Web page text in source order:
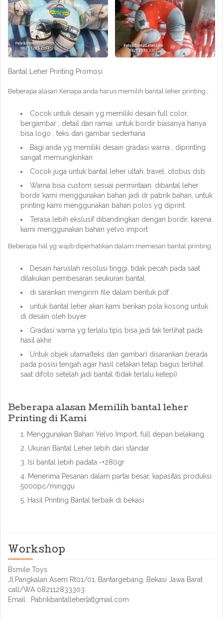
Bantal Leher Printing Promosi
Beberapa alasan Kenapa anda harus memilih bantal leher printing ;
Cocok untuk desain yg memiliki desain full color,
bergambar , detail dan ramai. untuk bordir biasanya hanya
bisa logo , teks dan gambar sederhana
Bagi anda yg memiliki desain gradasi warna , diprinting
sangat memungkinkan
Cocok juga untuk bantal leher ultah, travel, otobus dsb
Warna bisa custom sesuai permintaan. dibantal leher
bordir kami menggunakan bahan jadi dr pabrik bahan, untuk
printing kami menggunakan bahan polos yg diprint.
Terasa lebih ekslusif dibandingkan dengan bordir, karena
kami menggunakan bahan yelvo import
Beberapa hal yg wajib diperhatikan dalam memesan bantal printing
Desain haruslah resolusi tinggi, tidak pecah pada saat
dilakukan pembesaran seukuran bantal
di sarankan mengirim file dalam bentuk pdf
untuk bantal leher akan kami berikan pola kosong untuk
di desain oleh buyer
Gradasi warna yg terlalu tipis bisa jadi tak terlihat pada
hasil akhir
Untuk objek utama(teks dan gambar) disarankan berada
pada posisi tengah agar hasil cetakan tetap bagus terlihat
saat difoto setelah jadi bantal (tidak terlalu ketepi)
Beberapa alasan Memilih bantal leher
Printing di Kami
Menggunakan Bahan Yelvo Import, full depan belakang
Ukuran Bantal Leher lebih dari standar
Isi bantal lebih padata -+280gr
Menerima Pesanan dalam partai besar, kapasitas produksi
5000pc/minggu
Hasil Printing Bantal terbaik di bekasi
Workshop
Bsmile Toys
Jl.Pangkalan Asem Rt01/01, Bantargebang, Bekasi Jawa Barat
call/WA 082112833303
Email : Pabrikbantalleher[at]gmail.com